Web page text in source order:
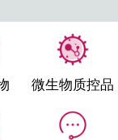
微生物质控品